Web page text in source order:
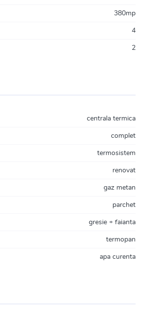
380mp
4
2
centrala termica
complet
termosistem
renovat
gaz metan
parchet
gresie + faianta
termopan
apa curenta